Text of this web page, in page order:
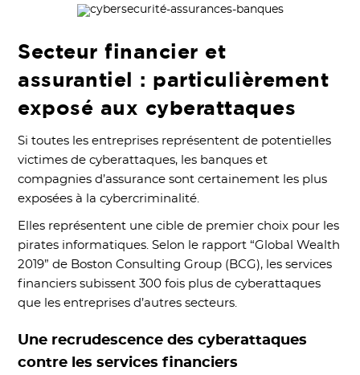
Secteur financier et
assurantiel : particulièrement
exposé aux cyberattaques
Si toutes les entreprises représentent de potentielles
victimes de cyberattaques, les banques et
compagnies d’assurance sont certainement les plus
exposées à la cybercriminalité.
Elles représentent une cible de premier choix pour les
pirates informatiques. Selon le rapport “Global Wealth
2019” de Boston Consulting Group (BCG), les services
financiers subissent 300 fois plus de cyberattaques
que les entreprises d’autres secteurs.
Une recrudescence des cyberattaques
contre les services financiers